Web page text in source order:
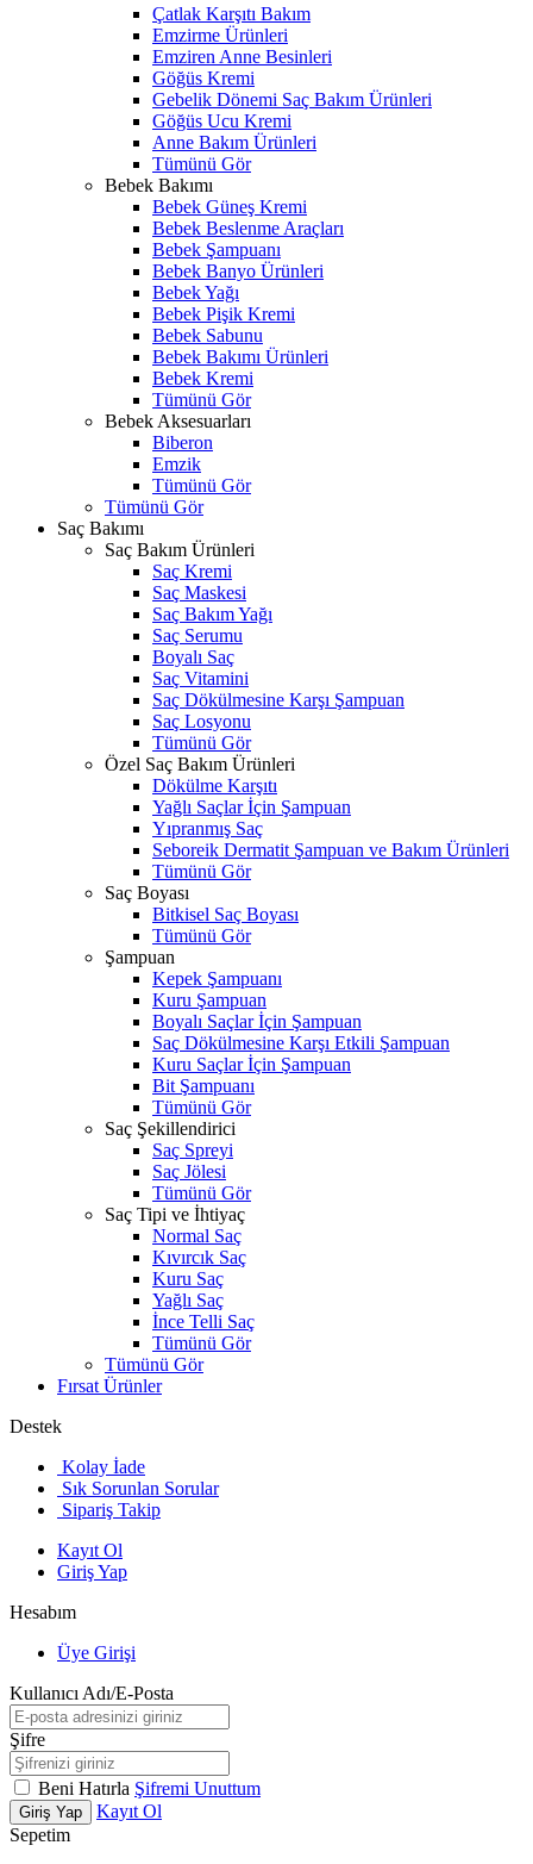
Çatlak Karşıtı Bakım
Emzirme Ürünleri
Emziren Anne Besinleri
Göğüs Kremi
Gebelik Dönemi Saç Bakım Ürünleri
Göğüs Ucu Kremi
Anne Bakım Ürünleri
Tümünü Gör
Bebek Bakımı
Bebek Güneş Kremi
Bebek Beslenme Araçları
Bebek Şampuanı
Bebek Banyo Ürünleri
Bebek Yağı
Bebek Pişik Kremi
Bebek Sabunu
Bebek Bakımı Ürünleri
Bebek Kremi
Tümünü Gör
Bebek Aksesuarları
Biberon
Emzik
Tümünü Gör
Tümünü Gör
Saç Bakımı
Saç Bakım Ürünleri
Saç Kremi
Saç Maskesi
Saç Bakım Yağı
Saç Serumu
Boyalı Saç
Saç Vitamini
Saç Dökülmesine Karşı Şampuan
Saç Losyonu
Tümünü Gör
Özel Saç Bakım Ürünleri
Dökülme Karşıtı
Yağlı Saçlar İçin Şampuan
Yıpranmış Saç
Seboreik Dermatit Şampuan ve Bakım Ürünleri
Tümünü Gör
Saç Boyası
Bitkisel Saç Boyası
Tümünü Gör
Şampuan
Kepek Şampuanı
Kuru Şampuan
Boyalı Saçlar İçin Şampuan
Saç Dökülmesine Karşı Etkili Şampuan
Kuru Saçlar İçin Şampuan
Bit Şampuanı
Tümünü Gör
Saç Şekillendirici
Saç Spreyi
Saç Jölesi
Tümünü Gör
Saç Tipi ve İhtiyaç
Normal Saç
Kıvırcık Saç
Kuru Saç
Yağlı Saç
İnce Telli Saç
Tümünü Gör
Tümünü Gör
Fırsat Ürünler
Destek
Kolay İade
Sık Sorunlan Sorular
Sipariş Takip
Kayıt Ol
Giriş Yap
Hesabım
Üye Girişi
Kullanıcı Adı/E-Posta
Şifre
Beni Hatırla Şifremi Unuttum
Giriş Yap
Kayıt Ol
Sepetim